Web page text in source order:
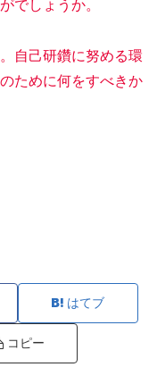
でしょうか。
自己研鑽に努める環
ために何をすべきか
はてブ
コピー